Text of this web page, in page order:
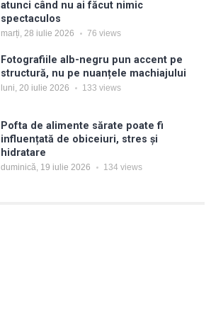
atunci când nu ai făcut nimic
spectaculos
marți, 28 iulie 2026 76 views
Fotografiile alb-negru pun accent pe
structură, nu pe nuanțele machiajului
luni, 20 iulie 2026 133 views
Pofta de alimente sărate poate fi
influențată de obiceiuri, stres și
hidratare
duminică, 19 iulie 2026 134 views